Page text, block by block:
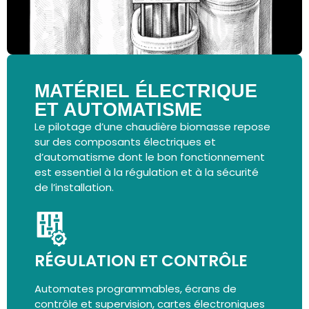
MATÉRIEL ÉLECTRIQUE
ET AUTOMATISME
Le pilotage d’une chaudière biomasse repose
sur des composants électriques et
d’automatisme dont le bon fonctionnement
est essentiel à la régulation et à la sécurité
de l’installation.
RÉGULATION ET CONTRÔLE
Automates programmables, écrans de
contrôle et supervision, cartes électroniques